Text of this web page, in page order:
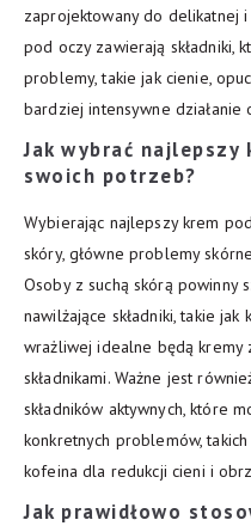
zaprojektowany do delikatnej
pod oczy zawierają składniki,
problemy, takie jak cienie,
bardziej intensywne działanie
Jak wybrać najlepszy
swoich potrzeb?
Wybierając najlepszy krem
skóry, główne problemy
Osoby z suchą skórą powinny
nawilżające składniki, takie
wrażliwej idealne będą kremy
składnikami. Ważne jest
składników aktywnych, które
konkretnych problemów,
kofeina dla redukcji cieni i
Jak prawidłowo